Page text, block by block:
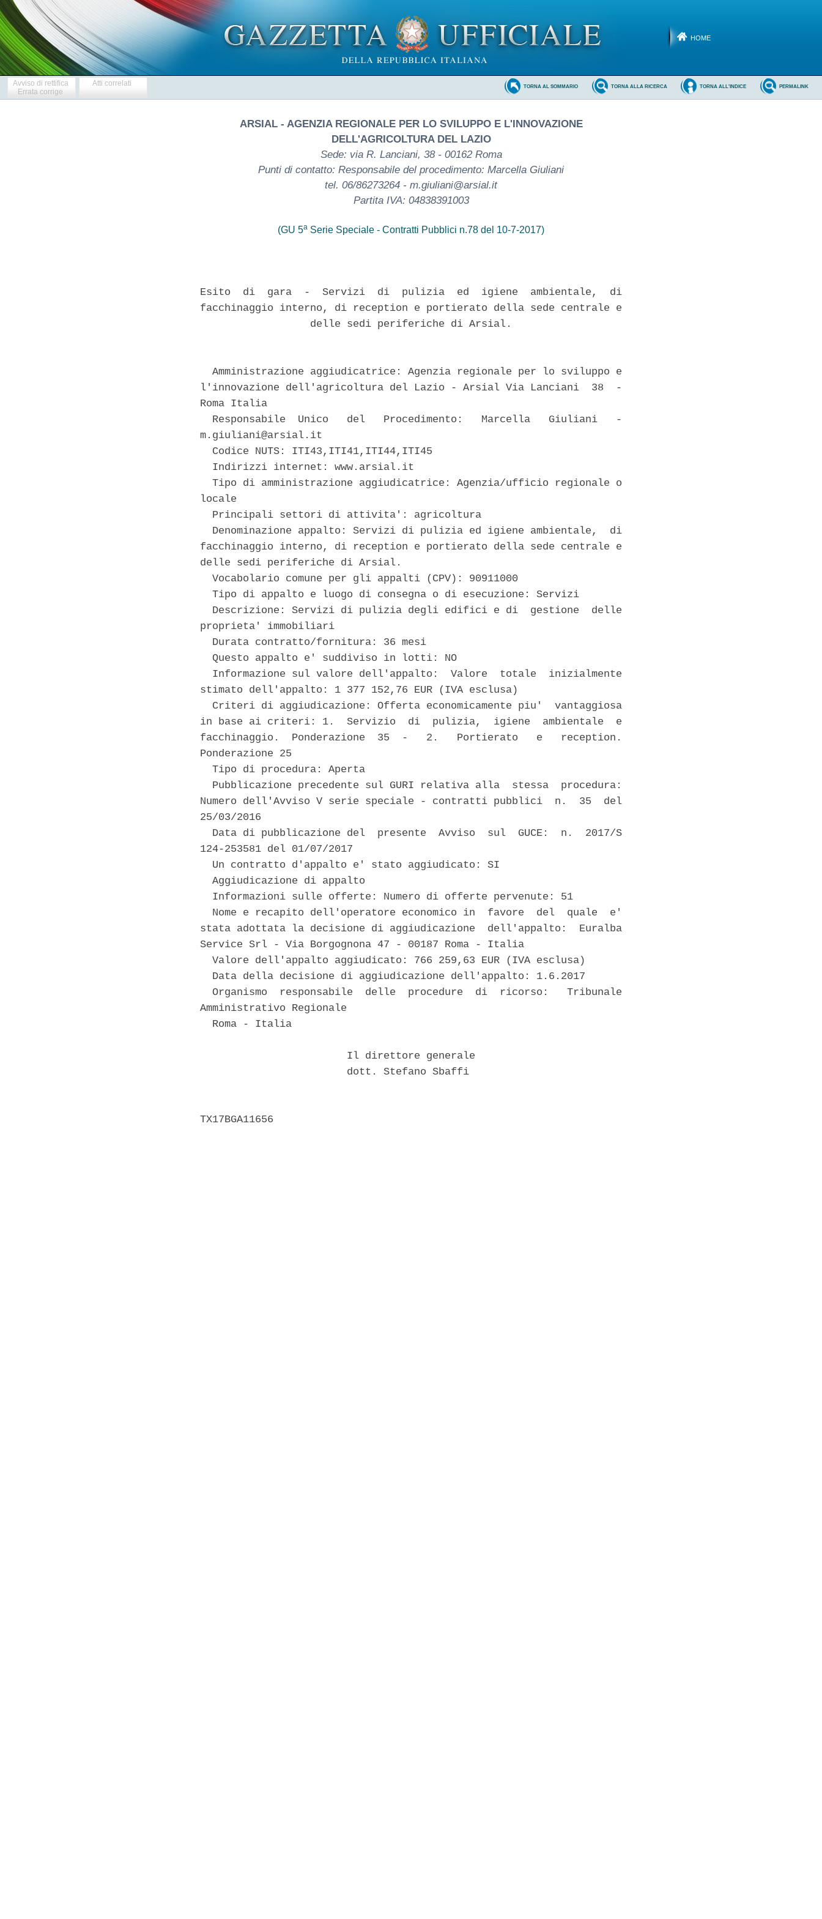
HOME
Avviso di rettifica
Errata corrige
Atti correlati PERMALINK
TORNA ALL'INDICE
TORNA ALLA RICERCA
TORNA AL SOMMARIO
ARSIAL - AGENZIA REGIONALE PER LO SVILUPPO E L'INNOVAZIONE
DELL'AGRICOLTURA DEL LAZIO
Sede: via R. Lanciani, 38 - 00162 Roma
Punti di contatto: Responsabile del procedimento: Marcella Giuliani
tel. 06/86273264 - m.giuliani@arsial.it
Partita IVA: 04838391003
(GU 5a Serie Speciale - Contratti Pubblici n.78 del 10-7-2017)
Esito  di  gara  -  Servizi  di  pulizia  ed  igiene  ambientale,  di
facchinaggio interno, di reception e portierato della sede centrale e
                  delle sedi periferiche di Arsial.
  Amministrazione aggiudicatrice: Agenzia regionale per lo sviluppo e
l'innovazione dell'agricoltura del Lazio - Arsial Via Lanciani  38  -
Roma Italia
  Responsabile  Unico   del   Procedimento:   Marcella   Giuliani   -
m.giuliani@arsial.it
  Codice NUTS: ITI43,ITI41,ITI44,ITI45
  Indirizzi internet: www.arsial.it
  Tipo di amministrazione aggiudicatrice: Agenzia/ufficio regionale o
locale
  Principali settori di attivita': agricoltura
  Denominazione appalto: Servizi di pulizia ed igiene ambientale,  di
facchinaggio interno, di reception e portierato della sede centrale e
delle sedi periferiche di Arsial.
  Vocabolario comune per gli appalti (CPV): 90911000
  Tipo di appalto e luogo di consegna o di esecuzione: Servizi
  Descrizione: Servizi di pulizia degli edifici e di  gestione  delle
proprieta' immobiliari
  Durata contratto/fornitura: 36 mesi
  Questo appalto e' suddiviso in lotti: NO
  Informazione sul valore dell'appalto:  Valore  totale  inizialmente
stimato dell'appalto: 1 377 152,76 EUR (IVA esclusa)
  Criteri di aggiudicazione: Offerta economicamente piu'  vantaggiosa
in base ai criteri: 1.  Servizio  di  pulizia,  igiene  ambientale  e
facchinaggio.  Ponderazione  35  -   2.   Portierato   e   reception.
Ponderazione 25
  Tipo di procedura: Aperta
  Pubblicazione precedente sul GURI relativa alla  stessa  procedura:
Numero dell'Avviso V serie speciale - contratti pubblici  n.  35  del
25/03/2016
  Data di pubblicazione del  presente  Avviso  sul  GUCE:  n.  2017/S
124-253581 del 01/07/2017
  Un contratto d'appalto e' stato aggiudicato: SI
  Aggiudicazione di appalto
  Informazioni sulle offerte: Numero di offerte pervenute: 51
  Nome e recapito dell'operatore economico in  favore  del  quale  e'
stata adottata la decisione di aggiudicazione  dell'appalto:  Euralba
Service Srl - Via Borgognona 47 - 00187 Roma - Italia
  Valore dell'appalto aggiudicato: 766 259,63 EUR (IVA esclusa)
  Data della decisione di aggiudicazione dell'appalto: 1.6.2017
  Organismo  responsabile  delle  procedure  di  ricorso:   Tribunale
Amministrativo Regionale
  Roma - Italia
                        Il direttore generale
                        dott. Stefano Sbaffi